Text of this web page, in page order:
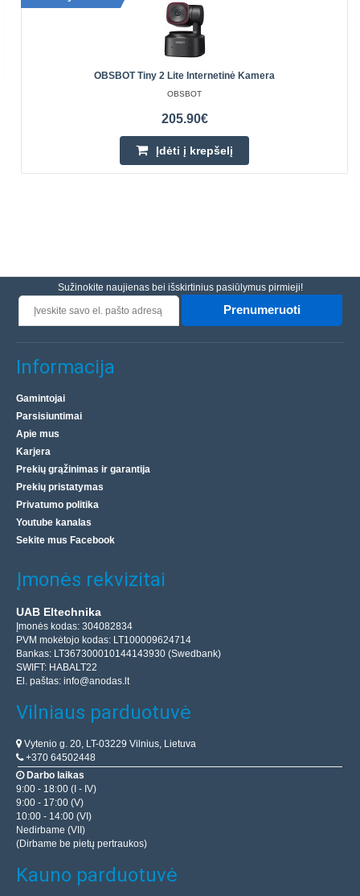
OBSBOT Tiny 2 Lite Internetinė Kamera
OBSBOT
205.90€
Įdėti į krepšelį
Sužinokite naujienas bei išskirtinius pasiūlymus pirmieji!
Prenumeruoti
Informacija
Gamintojai
Parsisiuntimai
Apie mus
Karjera
Prekių grąžinimas ir garantija
Prekių pristatymas
Privatumo politika
Youtube kanalas
Sekite mus Facebook
Įmonės rekvizitai
UAB Eltechnika
Įmonės kodas: 304082834
PVM mokėtojo kodas: LT100009624714
Bankas: LT367300010144143930 (Swedbank)
SWIFT: HABALT22
El. paštas: info@anodas.lt
Vilniaus parduotuvė
Vytenio g. 20, LT-03229 Vilnius, Lietuva
+370 64502448
Darbo laikas
9:00 - 18:00 (I - IV)
9:00 - 17:00 (V)
10:00 - 14:00 (VI)
Nedirbame (VII)
(Dirbame be pietų pertraukos)
Kauno parduotuvė